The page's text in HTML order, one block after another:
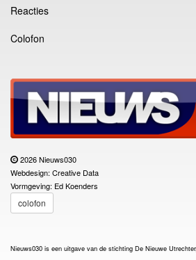
Reacties
Colofon
2026 Nieuws030
Webdesign: Creative Data
Vormgeving: Ed Koenders
colofon
Nieuws030 is een uitgave van de stichting De Nieuwe